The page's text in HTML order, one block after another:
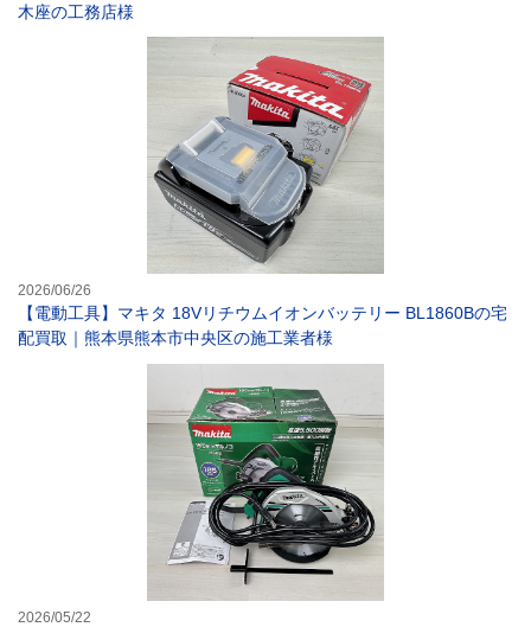
木座の工務店様
2026/06/26
【電動工具】マキタ 18Vリチウムイオンバッテリー BL1860Bの宅
配買取｜熊本県熊本市中央区の施工業者様
2026/05/22